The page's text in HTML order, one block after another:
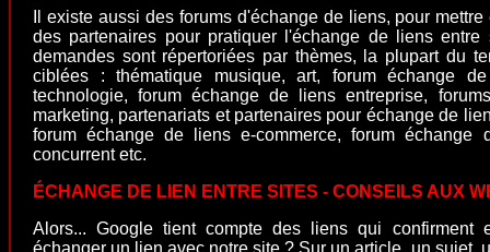
Il existe aussi des forums d'échange de liens, pour
des partenaires pour pratiquer l'échange de liens
demandes sont répertoriées par thèmes, la plupart du
ciblées : thématique musique, art, forum échange
technologie, forum échange de liens entreprise,
marketing, partenariats et partenaires pour échange de
forum échange de liens e-commerce, forum
concurrent etc.
ÉCHANGE DE LIEN ENTRE SITES - CONSEILS AUX
Alors... Google tient compte des liens qui confirment
échanger un lien avec notre site ? Sur un article, un sujet,